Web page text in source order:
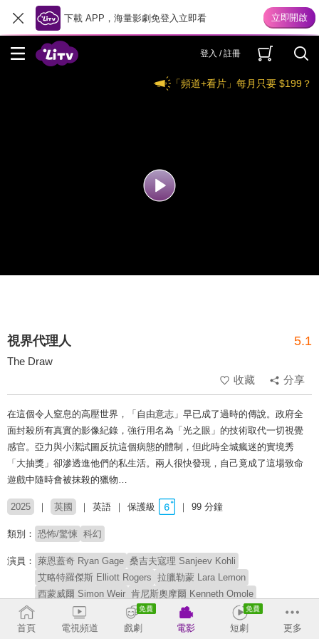
下載 APP，海量影劇免登入立即看
登入 / 註冊
「頻道+看片」每月只要 $199？
視界代理人 5.1
The Draw
收藏
分享
在這個令人窒息的高壓世界，「自由意志」早已成了過時的傳說。政府全
面封殺所有真實的影像紀錄，強行用名為「光之眼」的技術取代一切視覺
感官。亞力與小潔試圖反抗這個病態的體制，但此時全城瘋迷的實境秀
「大抽獎」卻滲透進他們的私生活。兩人很快發現，自己竟成了這場致命
遊戲中隨時會被抹殺的獵物…
2025 英國 英語 保護級 99 分鐘
類別： 恐怖/驚悚 科幻
演員： 萊恩蓋奇 Ryan Gage 桑吉夫寇理 Sanjeev Kohli
艾略特羅傑斯 Elliott Rogers 拉臘勒蒙 Lara Lemon
西蒙威爾 Simon Weir 肯尼斯奧摩爾 Kenneth Omole
瑪莉艾芙蕾特 Marie Everett
康納麥考斯蘭德 Connor McCausland
漢娜提芬 Hannah Tiffin 山繆克萊門斯 Samuel Clemens
首頁 電視頻道 戲劇 電影 短劇 更多